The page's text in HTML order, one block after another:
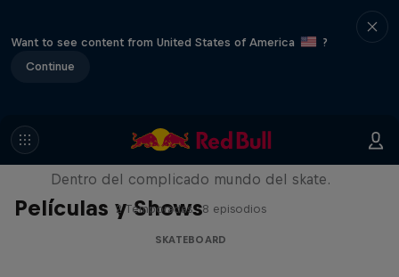
Want to see content from United States of America
?
Continue
Películas y Shows
Pushing Forward
Dentro del complicado mundo del skate.
2 Temporadas · 8 episodios
SKATEBOARD